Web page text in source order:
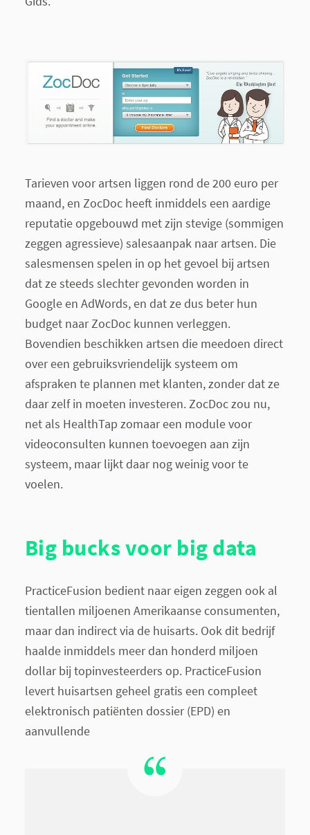
Tarieven voor artsen liggen rond de 200 euro per
maand, en ZocDoc heeft inmiddels een aardige
reputatie opgebouwd met zijn stevige (sommigen
zeggen agressieve) salesaanpak naar artsen. Die
salesmensen spelen in op het gevoel bij artsen
dat ze steeds slechter gevonden worden in
Google en AdWords, en dat ze dus beter hun
budget naar ZocDoc kunnen verleggen.
Bovendien beschikken artsen die meedoen direct
over een gebruiksvriendelijk systeem om
afspraken te plannen met klanten, zonder dat ze
daar zelf in moeten investeren. ZocDoc zou nu,
net als HealthTap zomaar een module voor
videoconsulten kunnen toevoegen aan zijn
systeem, maar lijkt daar nog weinig voor te
voelen.
Big bucks voor big data
PracticeFusion bedient naar eigen zeggen ook al
tientallen miljoenen Amerikaanse consumenten,
maar dan indirect via de huisarts. Ook dit bedrijf
haalde inmiddels meer dan honderd miljoen
dollar bij topinvesteerders op. PracticeFusion
levert huisartsen geheel gratis een compleet
elektronisch patiënten dossier (EPD) en
aanvullende